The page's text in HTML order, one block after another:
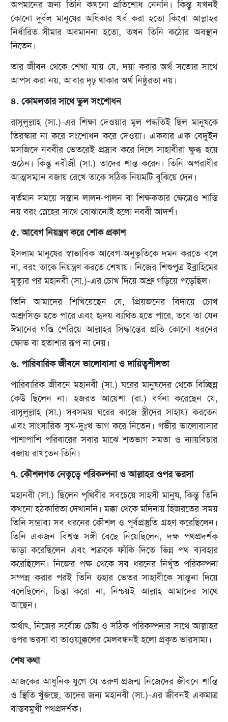
অপমানের জন্য তিনি কখনো প্রতিশোধ নেননি। কিন্তু যখনই
কোনো দুর্বল মানুষের অধিকার খর্ব করা হতো কিংবা আল্লাহর
নির্ধারিত সীমার অবমাননা হতো, তখন তিনি কঠোর অবস্থান
নিতেন।
তার জীবন থেকে শেখা যায় যে, দয়া করার অর্থ সত্যের সাথে
আপস করা নয়, আবার দৃঢ় থাকার অর্থ নিষ্ঠুরতা নয়।
৪. কোমলতার সাথে ভুল সংশোধন
রাসূলুল্লাহ (সা.)-এর শিক্ষা দেওয়ার মূল পদ্ধতিই ছিল মানুষকে
তিরস্কার না করে সংশোধন করে দেওয়া। একবার এক বেদুইন
মসজিদে নববীর ভেতরেই প্রস্রাব করে দিলে সাহাবীরা ক্ষুব্ধ হয়ে
ওঠেন। কিন্তু নবীজী (সা.) তাদের শান্ত করেন। তিনি অপরাধীর
আত্মসম্মান বজায় রেখে তাকে সঠিক নিয়মটি বুঝিয়ে দেন।
বর্তমান সময়ে সন্তান লালন-পালন বা শিক্ষকতার ক্ষেত্রেও শাস্তি
নয় বরং স্নেহের সাথে বোঝানোই হলো নববী আদর্শ।
৫. আবেগ নিয়ন্ত্রণ করে শোক প্রকাশ
ইসলাম মানুষের স্বাভাবিক আবেগ-অনুভূতিকে দমন করতে বলে
না, বরং তাকে নিয়ন্ত্রণ করতে শেখায়। নিজের শিশুপুত্র ইব্রাহিমের
মৃত্যুর পর মহানবী (সা.)-এর চোখ দিয়ে অশ্রু গড়িয়ে পড়েছিল।
তিনি আমাদের শিখিয়েছেন যে, প্রিয়জনের বিদায়ে চোখ
অশ্রুসিক্ত হতে পারে এবং হৃদয় ব্যথিত হতে পারে, তবে তা যেন
ঈমানের গণ্ডি পেরিয়ে আল্লাহর সিদ্ধান্তের প্রতি কোনো ধরনের
ক্ষোভ বা হতাশার রূপ না নেয়।
৬. পারিবারিক জীবনে ভালোবাসা ও দায়িত্বশীলতা
পারিবারিক জীবনে মহানবী (সা.) ঘরের মানুষদের থেকে বিচ্ছিন্ন
কেউ ছিলেন না। হজরত আয়েশা (রা.) বর্ণনা করেছেন যে,
রাসূলুল্লাহ (সা.) সবসময় ঘরের কাজে স্ত্রীদের সাহায্য করতেন
এবং সাংসারিক সুখ-দুঃখ ভাগ করে নিতেন। গভীর ভালোবাসার
পাশাপাশি পরিবারের সবার মাঝে শতভাগ সমতা ও ন্যায়বিচার
বজায় রাখতেন তিনি।
৭. কৌশলগত নেতৃত্বে পরিকল্পনা ও আল্লাহর ওপর ভরসা
মহানবী (সা.) ছিলেন পৃথিবীর সবচেয়ে সাহসী মানুষ, কিন্তু তিনি
কখনো হঠকারিতা দেখাননি। মক্কা থেকে মদিনায় হিজরতের সময়
তিনি সম্ভাব্য সব ধরনের কৌশল ও পূর্বপ্রস্তুতি গ্রহণ করেছিলেন।
তিনি একজন বিশ্বস্ত সঙ্গী বেছে নিয়েছিলেন, দক্ষ পথপ্রদর্শক
ভাড়া করেছিলেন এবং শত্রুকে ফাঁকি দিতে ভিন্ন পথ ব্যবহার
করেছিলেন। নিজের পক্ষ থেকে সব ধরনের নিখুঁত পরিকল্পনা
সম্পন্ন করার পরই তিনি গুহার ভেতর সাহাবীকে সান্ত্বনা দিয়ে
বলেছিলেন, চিন্তা করো না, নিশ্চয়ই আল্লাহ আমাদের সাথে
আছেন।
অর্থাৎ, নিজের সর্বোচ্চ চেষ্টা ও সঠিক পরিকল্পনার সাথে আল্লাহর
ওপর ভরসা বা তাওয়াক্কুলের মেলবন্ধনই হলো প্রকৃত ভারসাম্য।
শেষ কথা
আজকের আধুনিক যুগে যে তরুণ প্রজন্ম নিজেদের জীবনে শান্তি
ও স্থিতি খুঁজছে, তাদের জন্য মহানবী (সা.)-এর জীবনই একমাত্র
বাস্তবমুখী পথপ্রদর্শক।